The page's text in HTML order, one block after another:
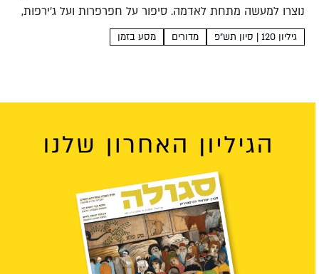
נוצרו למעשה מתחת לאדמה. סיפור על חפרפרות ועל ג'ירפות,
סיפורו של מפעל התחמושת שנותר סודי גם עשרות שנים
גיליון 120 | סיון תש״פ מדורים מסע בזמן